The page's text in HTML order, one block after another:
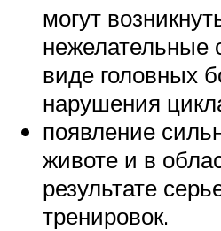
могут
нежелательные
виде головных
нарушения
появление
животе и в
результате
тренировок.